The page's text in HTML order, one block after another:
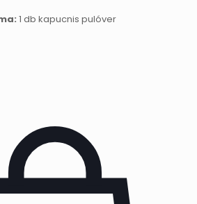
1 db kapucnis pulóver